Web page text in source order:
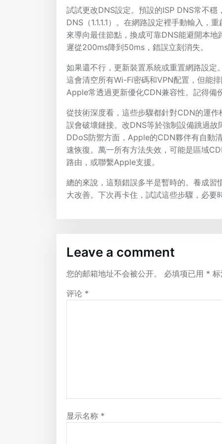
試試更改DNS設定。預設的ISP DNS常不
DNS（1.1.1.1）。在網路設定裡手動輸入，
來導向最佳節點，換成可靠DNS能避開本
遲從200ms降到50ms，錯誤立刻消失。
如果還不行，更新裝置系統或重置網路設
這會清空所有Wi-Fi密碼和VPN配置，但能
Apple常透過更新優化CDN兼容性。記得備
從技術深度看，這些步驟都針對CDN的運
誤會破壞鏈接。改DNS等於強制設備跳過
DDoS防禦方面，Apple的CDN夥伴有自動
速恢復。萬一所有方法失效，可能是區域
路由，或聯繫Apple支援。
總的來說，這類錯誤多半是暫時的。養成
大改善。下次再卡住，試試這些步驟，必
Leave a comment
您的邮箱地址不会被公开。 必填项已用 *
评论 *
显示名称 *